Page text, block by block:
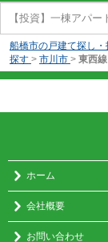
【投資】一棟アパー
船橋市の戸建て探し・
探す > 市川市 > 東西
ホーム
会社概要
お問い合わせ